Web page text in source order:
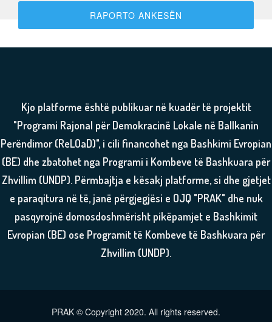
RAPORTO ANKESËN
Kjo platforme është publikuar në kuadër të projektit
"Programi Rajonal për Demokracinë Lokale në Ballkanin
Perëndimor (ReLOaD)", i cili financohet nga Bashkimi Evropian
(BE) dhe zbatohet nga Programi i Kombeve të Bashkuara për
Zhvillim (UNDP). Përmbajtja e kësakj platforme, si dhe gjetjet
e paraqitura në të, janë përgjegjësi e OJQ "PRAK" dhe nuk
pasqyrojnë domosdoshmërisht pikëpamjet e Bashkimit
Evropian (BE) ose Programit të Kombeve të Bashkuara për
Zhvillim (UNDP).
PRAK © Copyright 2020. All rights reserved.